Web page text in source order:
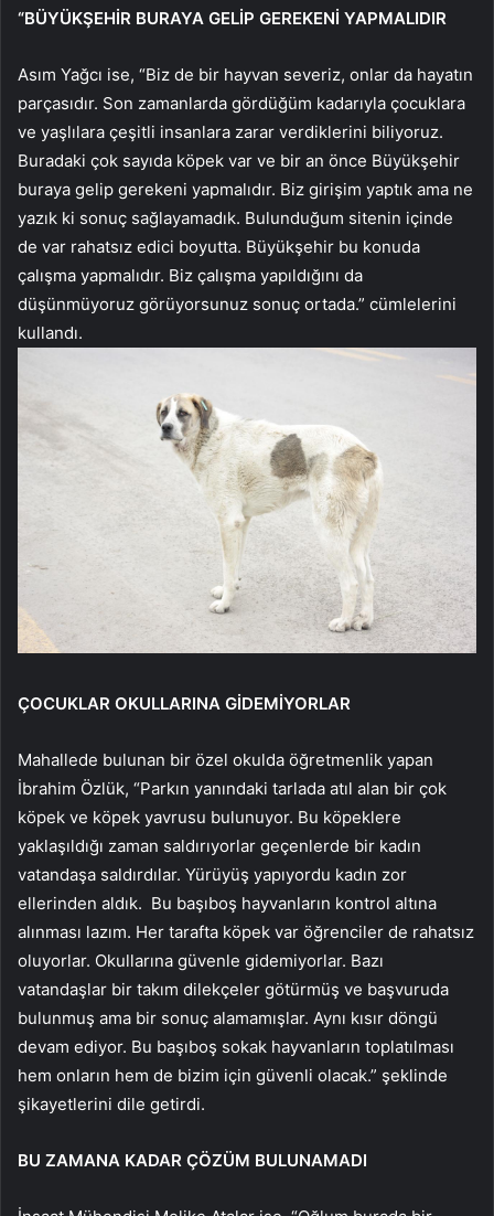
“BÜYÜKŞEHİR BURAYA GELİP GEREKENİ YAPMALIDIR
Asım Yağcı ise, “Biz de bir hayvan severiz, onlar da hayatın
parçasıdır. Son zamanlarda gördüğüm kadarıyla çocuklara
ve yaşlılara çeşitli insanlara zarar verdiklerini biliyoruz.
Buradaki çok sayıda köpek var ve bir an önce Büyükşehir
buraya gelip gerekeni yapmalıdır. Biz girişim yaptık ama ne
yazık ki sonuç sağlayamadık. Bulunduğum sitenin içinde
de var rahatsız edici boyutta. Büyükşehir bu konuda
çalışma yapmalıdır. Biz çalışma yapıldığını da
düşünmüyoruz görüyorsunuz sonuç ortada.” cümlelerini
kullandı.
ÇOCUKLAR OKULLARINA GİDEMİYORLAR
Mahallede bulunan bir özel okulda öğretmenlik yapan
İbrahim Özlük, “Parkın yanındaki tarlada atıl alan bir çok
köpek ve köpek yavrusu bulunuyor. Bu köpeklere
yaklaşıldığı zaman saldırıyorlar geçenlerde bir kadın
vatandaşa saldırdılar. Yürüyüş yapıyordu kadın zor
ellerinden aldık. Bu başıboş hayvanların kontrol altına
alınması lazım. Her tarafta köpek var öğrenciler de rahatsız
oluyorlar. Okullarına güvenle gidemiyorlar. Bazı
vatandaşlar bir takım dilekçeler götürmüş ve başvuruda
bulunmuş ama bir sonuç alamamışlar. Aynı kısır döngü
devam ediyor. Bu başıboş sokak hayvanların toplatılması
hem onların hem de bizim için güvenli olacak.” şeklinde
şikayetlerini dile getirdi.
BU ZAMANA KADAR ÇÖZÜM BULUNAMADI